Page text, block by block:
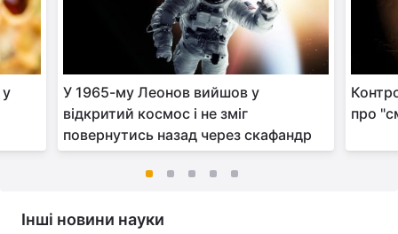
У 1965-му Леонов вийшов у
відкритий космос і не зміг
повернутись назад через скафандр
про
Інші новини науки